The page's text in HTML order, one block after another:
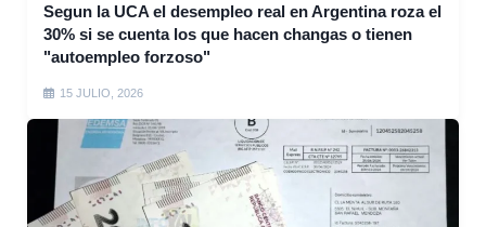
Segun la UCA el desempleo real en Argentina roza el
30% si se cuenta los que hacen changas o tienen
"autoempleo forzoso"
15 JULIO, 2026